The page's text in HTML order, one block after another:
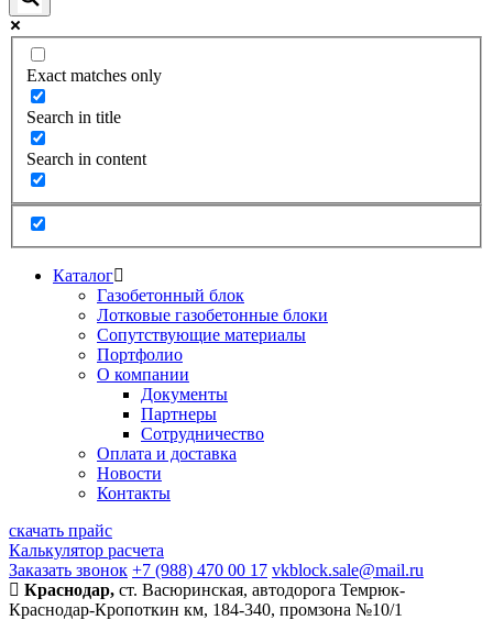
Exact matches only
Search in title
Search in content
Каталог
Газобетонный блок
Лотковые газобетонные блоки
Сопутствующие материалы
Портфолио
О компании
Документы
Партнеры
Сотрудничество
Оплата и доставка
Новости
Контакты
скачать прайс
Калькулятор расчета
Заказать звонок +7 (988) 470 00 17 vkblock.sale@mail.ru
Краснодар, ст. Васюринская, автодорога Темрюк-
Краснодар-Кропоткин км, 184-340, промзона №10/1